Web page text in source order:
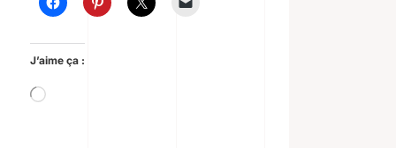
J’aime ça :
Chargement…